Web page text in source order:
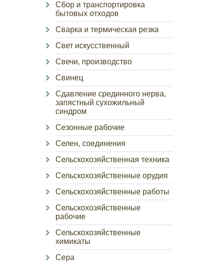
Сбор и транспортировка
бытовых отходов
Сварка и термическая резка
Свет искусственный
Свечи, производство
Свинец
Сдавление срединного нерва,
запястный сухожильный
синдром
Сезонные рабочие
Селен, соединения
Сельскохозяйственная техника
Сельскохозяйственные орудия
Сельскохозяйственные работы
Сельскохозяйственные
рабочие
Сельскохозяйственные
химикаты
Сера